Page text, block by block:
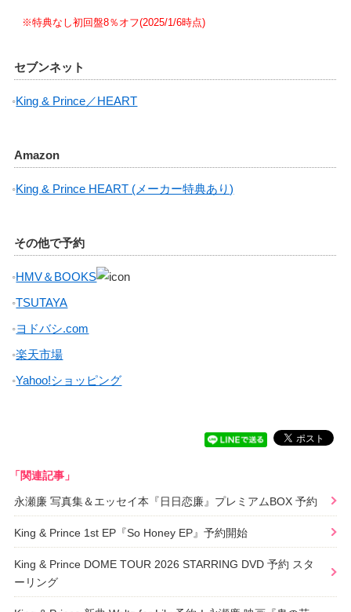
※特典なし初回盤8％オフ(2025/1/6時点)
セブンネット
King & Prince／HEART
Amazon
King & Prince HEART (メーカー特典あり)
その他で予約
HMV＆BOOKS
TSUTAYA
ヨドバシ.com
楽天市場
Yahoo!ショッピング
「関連記事」
永瀬廉 写真集＆エッセイ本『日日恋廉』プレミアムBOX 予約
King & Prince 1st EP『So Honey EP』予約開始
King & Prince DOME TOUR 2026 STARRING DVD 予約 スタ
ーリング